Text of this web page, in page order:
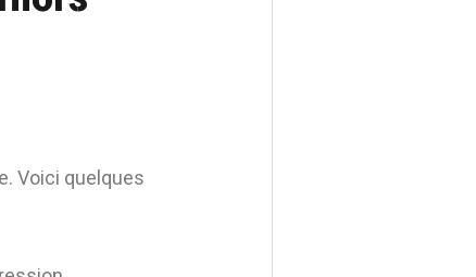
Voici quelques